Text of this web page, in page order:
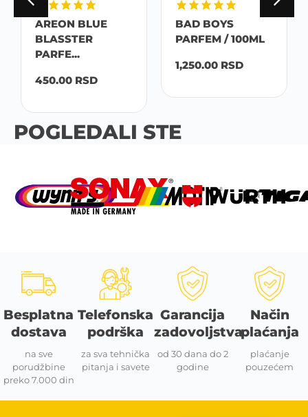
AREON BLUE
BLASSTER
PARFE...
450.00 RSD
BAD BOYS
PARFEM / 100ML
1,250.00 RSD
POGLEDALI STE
Besplatna
dostava
na sve
porudžbine
preko 7.000 din
Telefonska
podrška
za sva tehnička
pitanja i savete
Garancija
zadovoljstva
od 30 dana do 2
godine
Način
plaćanja
plaćanje
pouzećem